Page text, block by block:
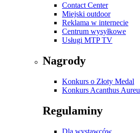
Contact Center
Miejski outdoor
Reklama w internecie
Centrum wysyłkowe
Usługi MTP TV
Nagrody
Konkurs o Złoty Medal
Konkurs Acanthus
Regulaminy
Dla wystawców